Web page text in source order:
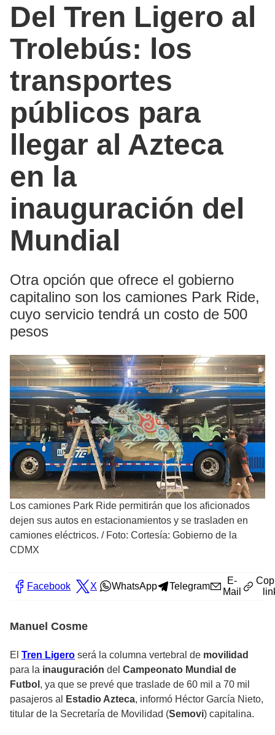
Del Tren Ligero al
Trolebús: los
transportes
públicos para
llegar al Azteca
en la
inauguración del
Mundial
Otra opción que ofrece el gobierno
capitalino son los camiones Park Ride,
cuyo servicio tendrá un costo de 500
pesos
Los camiones Park Ride permitirán que los aficionados
dejen sus autos en estacionamientos y se trasladen en
camiones eléctricos. / Foto: Cortesía: Gobierno de la
CDMX
Facebook X WhatsApp Telegram
E-
Mail
Manuel Cosme
El Tren Ligero será la columna vertebral de movilidad
para la inauguración del Campeonato Mundial de
Futbol , ya que se prevé que traslade de 60 mil a 70 mil
pasajeros al
Estadio Azteca, informó Héctor García Nieto,
titular de la Secretaría de Movilidad (Semovi) capitalina.